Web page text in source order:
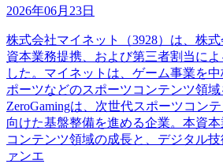
2026年06月23日
株式会社マイネット（3928）は、株式
資本業務提携、および第三者割当に
した。マイネットは、ゲーム事業を
ポーツなどのスポーツコンテンツ領域
ZeroGamingは、次世代スポーツコン
向けた基盤整備を進める企業。本資
コンテンツ領域の成長と、デジタル
ァンエ